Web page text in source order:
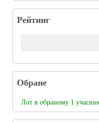
Рейтинг
Обране
Лот в обраному 1